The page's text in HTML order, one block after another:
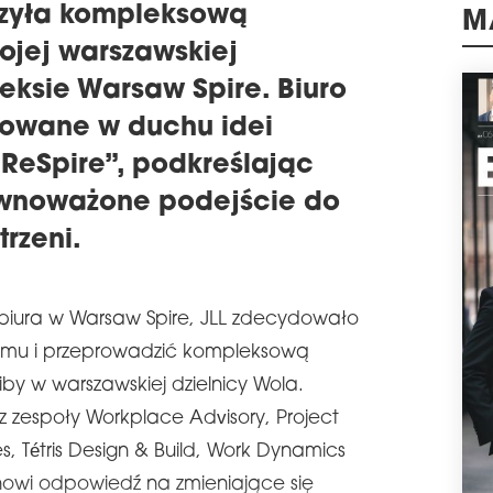
kompleksową
warszawskiej
Warsaw Spire. Biuro
w duchu idei
ReSpire”, podkreślając
podejście do
w Warsaw Spire, JLL zdecydowało
i przeprowadzić kompleksową
w warszawskiej dzielnicy Wola.
zespoły Workplace Advisory, Project
Tétris Design & Build, Work Dynamics
odpowiedź na zmieniające się
W